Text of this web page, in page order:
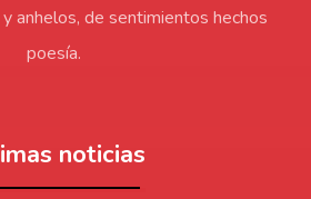
anhelos, de sentimientos hechos
poesía.
noticias